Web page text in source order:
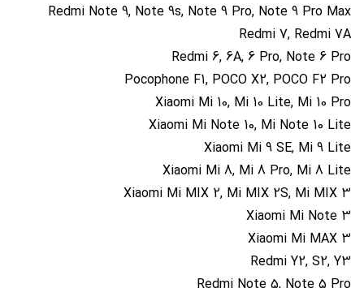
Redmi Note 9, Note 9s, Note 9 Pro, Note 9 Pro Max
Redmi 7, Redmi 7A
Redmi 6, 6A, 6 Pro, Note 6 Pro
Pocophone F1, POCO X2, POCO F2 Pro
Xiaomi Mi 10, Mi 10 Lite, Mi 10 Pro
Xiaomi Mi Note 10, Mi Note 10 Lite
Xiaomi Mi 9 SE, Mi 9 Lite
Xiaomi Mi 8, Mi 8 Pro, Mi 8 Lite
Xiaomi Mi MIX 2, Mi MIX 2S, Mi MIX 3
Xiaomi Mi Note 3
Xiaomi Mi MAX 3
Redmi Y2, S2, Y3